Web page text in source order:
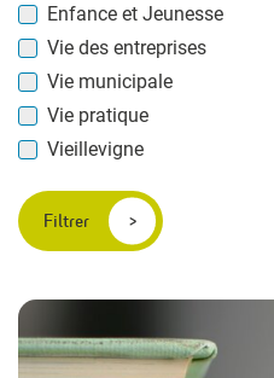
Enfance et Jeunesse
Vie des entreprises
Vie municipale
Vie pratique
Vieillevigne
Filtrer